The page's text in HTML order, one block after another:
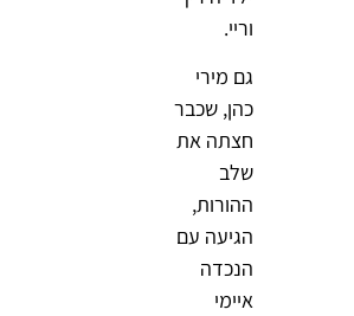
וריי.
גם מירי
כהן, שכבר
חצתה את
שלב
ההורות,
הגיעה עם
הנכדה
איימי